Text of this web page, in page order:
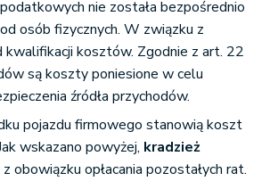
nie została bezpośrednio
osób fizycznych. W związku z
kwalifikacji kosztów. Zgodnie z art. 22
są koszty poniesione w celu
źródła przychodów.
pojazdu firmowego stanowią koszt
wskazano powyżej, kradzież
obowiązku opłacania pozostałych rat.